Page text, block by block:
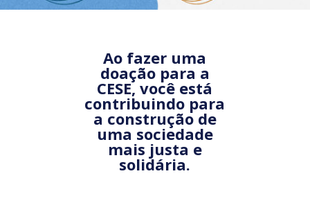
Ao fazer uma
doação para a
CESE, você está
contribuindo para
a construção de
uma sociedade
mais justa e
solidária.